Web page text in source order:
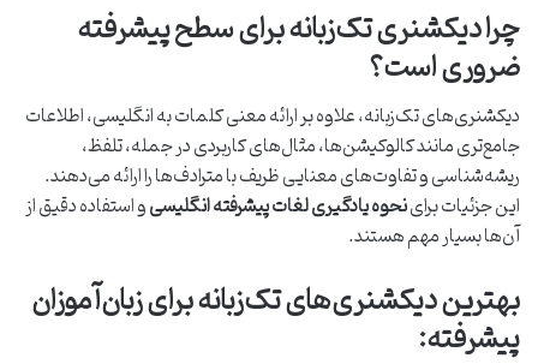
چرا دیکشنری تک‌زبانه برای سطح پیشرفته
ضروری است؟
دیکشنری‌های تک‌زبانه، علاوه بر ارائه معنی کلمات به انگلیسی، اطلاعات
جامع‌تری مانند کالوکیشن‌ها، مثال‌های کاربردی در جمله، تلفظ،
ریشه‌شناسی و تفاوت‌های معنایی ظریف با مترادف‌ها را ارائه می‌دهند.
این جزئیات براینحوه یادگیری لغات پیشرفته انگلیسیو استفاده دقیق از
آن‌ها بسیار مهم هستند.
بهترین دیکشنری‌های تک‌زبانه برای زبان‌آموزان
پیشرفته: